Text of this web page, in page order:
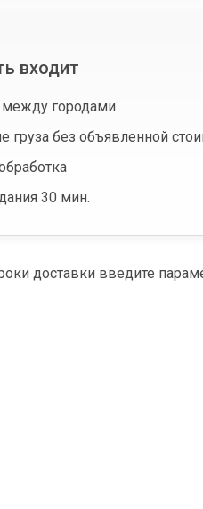
входит
городами
груза без объявленной
30 мин.
доставки введите